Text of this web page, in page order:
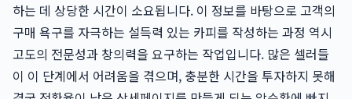
하는 데 상당한 시간이 소요됩니다. 이 정보를 바탕으로 고객의
구매 욕구를 자극하는 설득력 있는 카피를 작성하는 과정 역시
고도의 전문성과 창의력을 요구하는 작업입니다. 많은 셀러들
이 이 단계에서 어려움을 겪으며, 충분한 시간을 투자하지 못해